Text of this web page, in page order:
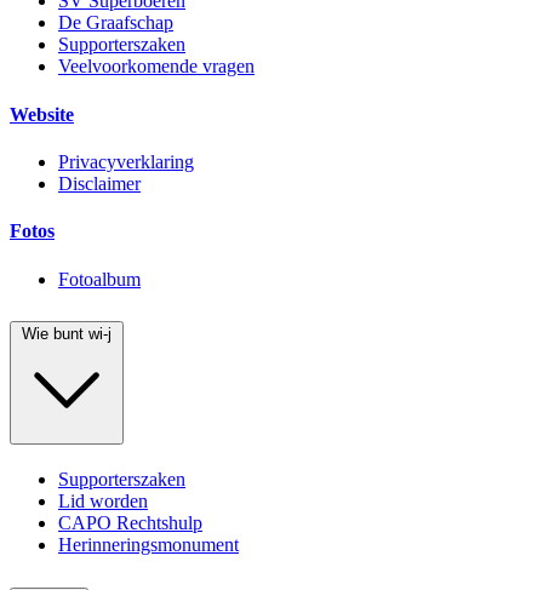
De Graafschap
Supporterszaken
Veelvoorkomende vragen
Website
Privacyverklaring
Disclaimer
Fotos
Fotoalbum
Wie bunt wi-j
Supporterszaken
Lid worden
CAPO Rechtshulp
Herinneringsmonument